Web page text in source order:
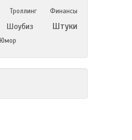
Троллинг Финансы
Шоубиз Штуки
Юмор